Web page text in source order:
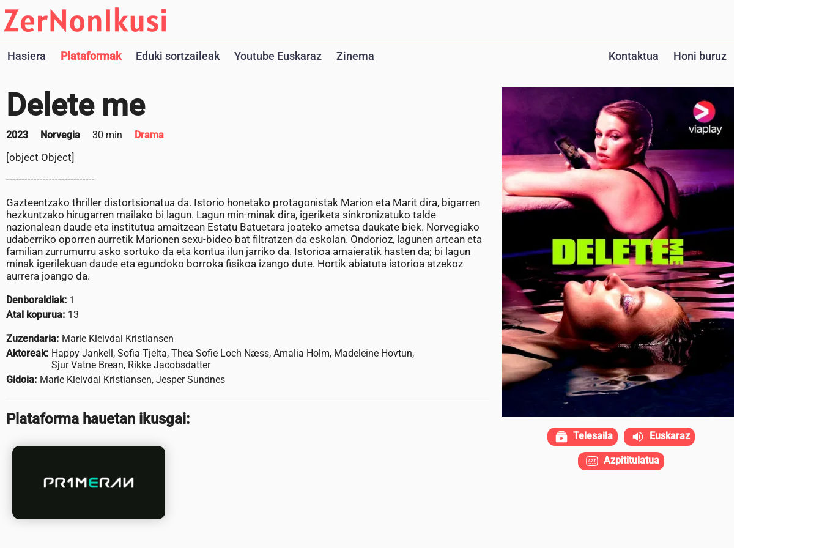
Hasiera Plataformak Eduki sortzaileak Youtube Euskaraz Zinema Kontaktua Honi buruz
Delete me
2023 Norvegia 30 min Drama
[object Object]
-----------------------------
Gazteentzako thriller distortsionatua da. Istorio honetako protagonistak Marion eta Marit dira, bigarren
hezkuntzako hirugarren mailako bi lagun. Lagun min-minak dira, igeriketa sinkronizatuko talde
nazionalean daude eta institutua amaitzean Estatu Batuetara joateko ametsa daukate biek. Norvegiako
udaberriko oporren aurretik Marionen sexu-bideo bat filtratzen da eskolan. Ondorioz, lagunen artean eta
familian zurrumurru asko sortuko da eta kontua ilun jarriko da. Istorioa amaieratik hasten da; bi lagun
minak igerilekuan daude eta egundoko borroka fisikoa izango dute. Hortik abiatuta istorioa atzekoz
aurrera joango da.
Denboraldiak: 1
Atal kopurua: 13
Zuzendaria: Marie Kleivdal Kristiansen
Aktoreak: Happy Jankell, Sofia Tjelta, Thea Sofie Loch Næss, Amalia Holm, Madeleine Hovtun,
Sjur Vatne Brean, Rikke Jacobsdatter
Gidoia: Marie Kleivdal Kristiansen, Jesper Sundnes
Plataforma hauetan ikusgai:
Telesaila Euskaraz
Azpititulatua